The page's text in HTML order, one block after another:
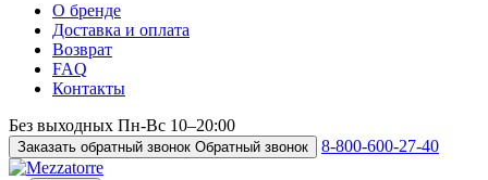
О бренде
Доставка и оплата
Возврат
FAQ
Контакты
Без выходных Пн-Вс 10–20:00
Заказать обратный звонок Обратный звонок 8-800-600-27-40